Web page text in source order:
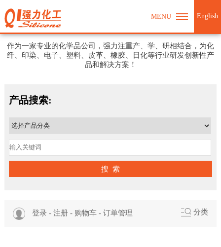
MENU English
强力化工期待与您合作
作为一家专业的化学品公司，强力注重产、学、研相结合，为化
纤、印染、电子、塑料、皮革、橡胶、日化等行业研发创新性产
品和解决方案！
产品搜索:
搜 索
登录- 注册- 购物车- 订单管理 分类